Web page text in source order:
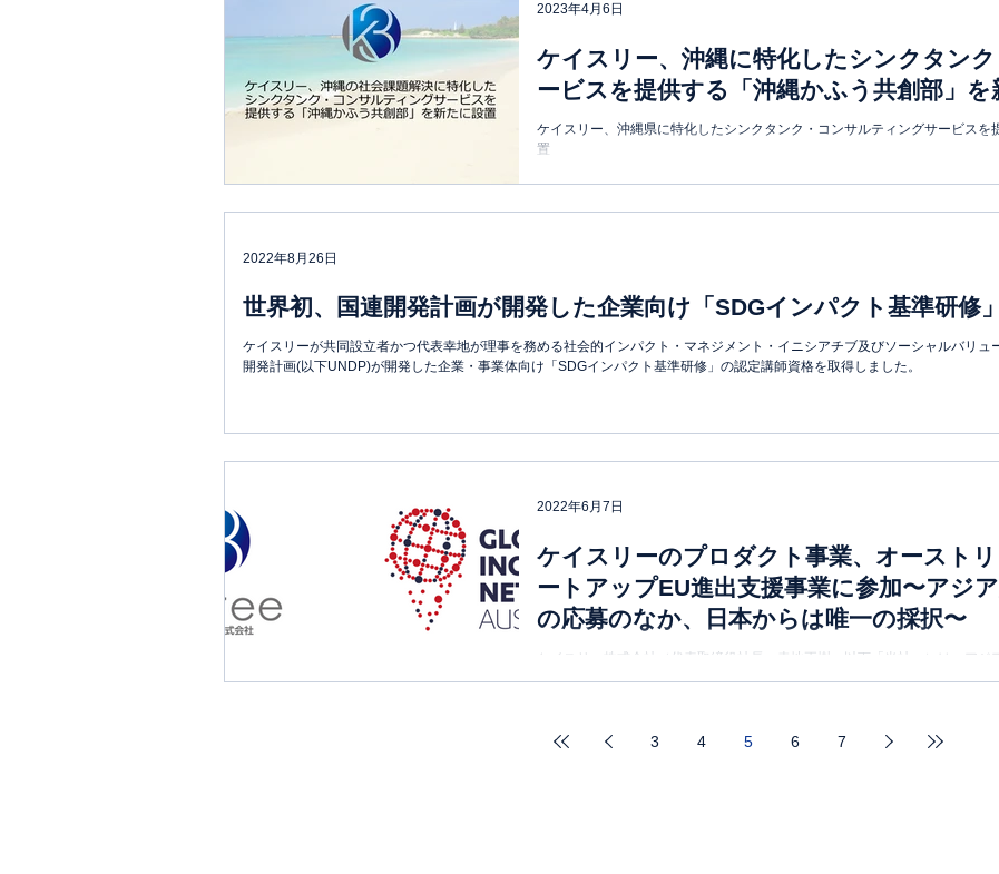
ケイスリー、沖縄に特化したシンクタン
ービスを提供する「沖縄かふう共創部」を
ケイスリー、沖縄県に特化したシンクタンク・コンサルティングサービス
置
2023年4月6日
世界初、国連開発計画が開発した企業向け「SDGインパクト基準研修
ケイスリーが共同設立者かつ代表幸地が理事を務める社会的インパクト・マネジメント・イニシアチブ及びソーシャルバリ
開発計画(以下UNDP)が開発した企業・事業体向け「SDGインパクト基準研修」の認定講師資格を取得しました。
2022年8月26日
ケイスリーのプロダクト事業、オースト
ートアップEU進出支援事業に参加〜アジ
の応募のなか、日本からは唯一の採択〜
ケイスリー株式会社（代表取締役社長：幸地正樹、以下「当社」）は、アジ
2022年6月7日
3 4 5 6 7